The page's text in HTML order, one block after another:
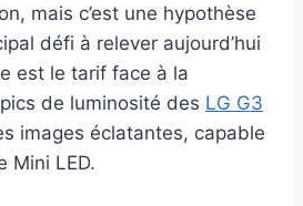
mais c’est une hypothèse
défi à relever aujourd’hui
est le tarif face à la
de luminosité des LG G3
images éclatantes, capable
Mini LED.